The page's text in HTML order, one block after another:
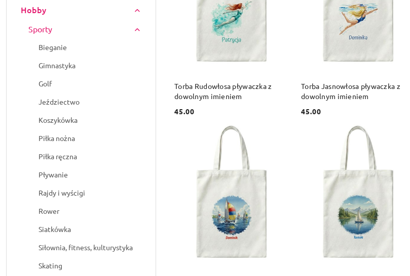
Hobby
Sporty
Bieganie
Gimnastyka
Golf
Jeździectwo
Koszykówka
Piłka nożna
Piłka ręczna
Pływanie
Rajdy i wyścigi
Rower
Siatkówka
Siłownia, fitness, kulturystyka
Skating
Torba Rudowłosa pływaczka z
dowolnym imieniem
Cena:
45.00
Torba Jasnowłosa pływaczka z
dowolnym imieniem
Cena:
45.00